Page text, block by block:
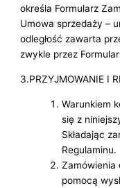
określa Formularz
Umowa sprzedaży –
odległość zawarta
zwykle przez
3.PRZYJMOWANIE I
Warunkiem
się z
Składając
Regulaminu.
Zamówienia
pomocą